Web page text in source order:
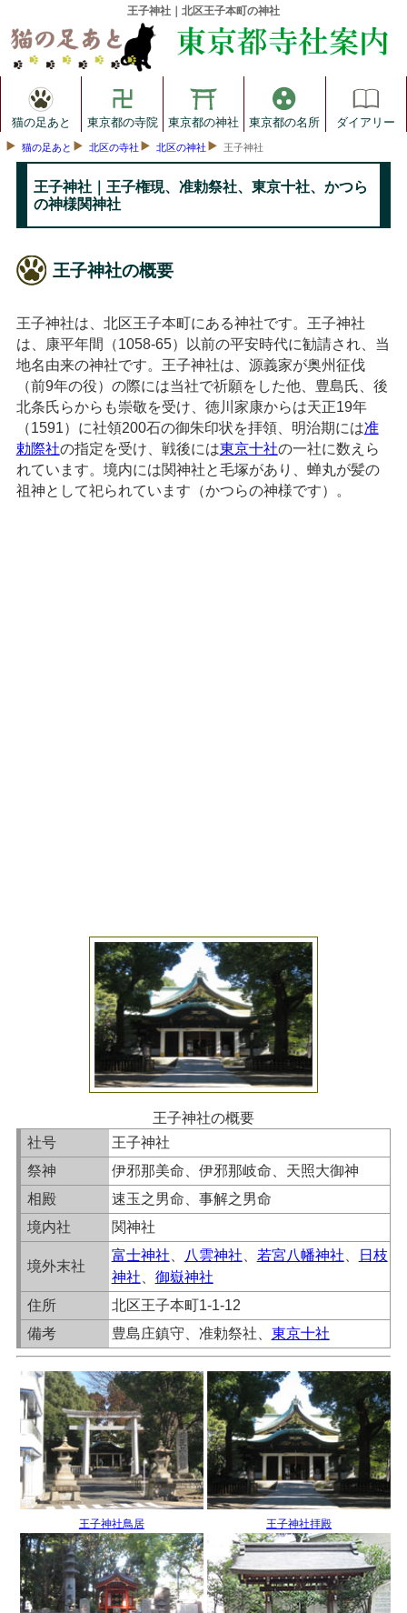
王子神社｜北区王子本町の神社
猫の足あと 東京都の寺院 東京都の神社 東京都の名所 ダイアリー
猫の足あと 北区の寺社 北区の神社 王子神社
王子神社｜王子権現、准勅祭社、東京十社、かつら
の神様関神社
王子神社の概要
王子神社は、北区王子本町にある神社です。王子神社
は、康平年間（1058-65）以前の平安時代に勧請され、当
地名由来の神社です。王子神社は、源義家が奥州征伐
（前9年の役）の際には当社で祈願をした他、豊島氏、後
北条氏らからも崇敬を受け、徳川家康からは天正19年
（1591）に社領200石の御朱印状を拝領、明治期には准
勅際社の指定を受け、戦後には東京十社の一社に数えら
れています。境内には関神社と毛塚があり、蝉丸が髪の
祖神として祀られています（かつらの神様です）。
王子神社の概要
社号
王子神社
祭神
伊邪那美命、伊邪那岐命、天照大御神
相殿
速玉之男命、事解之男命
境内社
関神社
境外末社
富士神社 八雲神社 若宮八幡神社
日枝
神社
御嶽神社
住所
北区王子本町1-1-12
備考
豊島庄鎮守、准勅祭社、 東京十社
王子神社鳥居 王子神社拝殿